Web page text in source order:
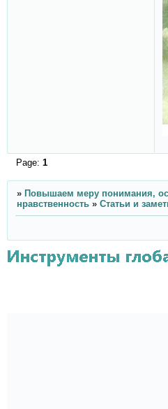
Page: 1
» Повышаем меру понимания,
нравственность » Статьи и